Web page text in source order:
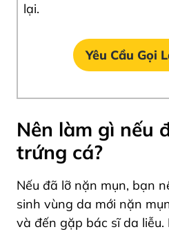
lại.
Yêu Cầu Gọi
Nên làm gì nếu
trứng cá?
Nếu đã lỡ nặn mụn, bạn
sinh vùng da mới nặn
và đến gặp bác sĩ da